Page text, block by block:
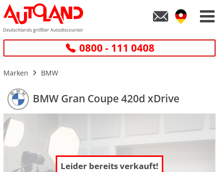
0800 - 111 0408
Marken BMW
BMW Gran Coupe 420d xDrive
Leider bereits verkauft!